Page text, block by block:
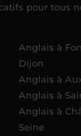
pour tous
Anglais à
Dijon
Anglais à
Anglais à
Anglais à
Seine